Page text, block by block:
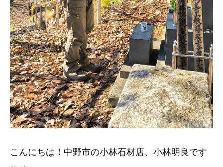
こんにちは！中野市の小林石材店、小林明良です